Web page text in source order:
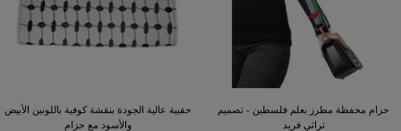
حزام محفظة مطرز بعلم فلسطين - تصميم
تراثي فريد
حقيبة عالية الجودة بنقشة كوفية باللونين الأبيض
والأسود مع حزام